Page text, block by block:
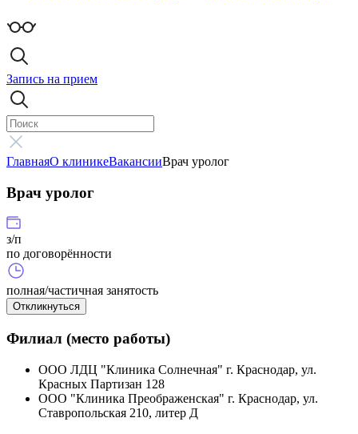
Запись на прием
ГлавнаяО клиникеВакансииВрач уролог
Врач уролог
з/п
по договорённости
полная/частичная занятость
Откликнуться
Филиал (место работы)
ООО ЛДЦ "Клиника Солнечная" г. Краснодар, ул.
Красных Партизан 128
ООО "Клиника Преображенская" г. Краснодар, ул.
Ставропольская 210, литер Д